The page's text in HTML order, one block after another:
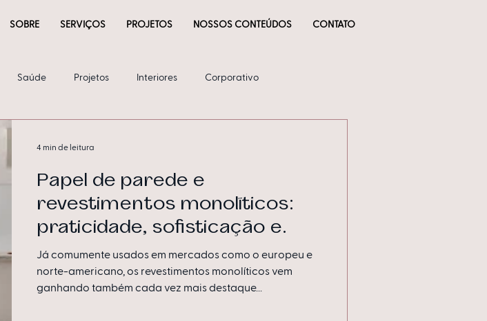
SOBRE SERVIÇOS PROJETOS NOSSOS CONTEÚDOS CONTATO
Saúde Projetos Interiores Corporativo
Papel de parede e
revestimentos monolíticos:
praticidade, sofisticação e
durabilidade ao seu projeto
Já comumente usados em mercados como o europeu e
norte-americano, os revestimentos monolíticos vem
ganhando também cada vez mais destaque...
4 min de leitura